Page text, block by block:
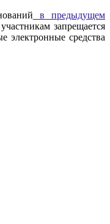
в предыдущем
запрещается
электронные средства